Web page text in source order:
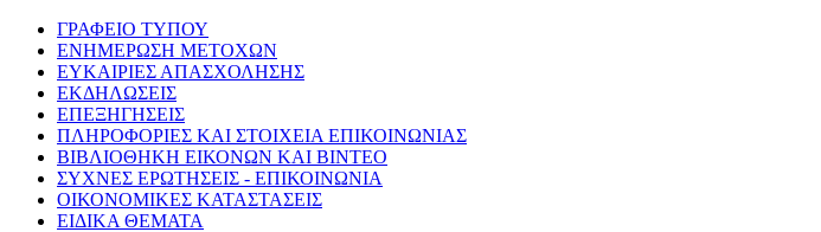
ΓΡΑΦΕΙΟ ΤΥΠΟΥ
ΕΝΗΜΕΡΩΣΗ ΜΕΤΟΧΩΝ
ΕΥΚΑΙΡΙΕΣ ΑΠΑΣΧΟΛΗΣΗΣ
ΕΚΔΗΛΩΣΕΙΣ
ΕΠΕΞΗΓΗΣΕΙΣ
ΠΛΗΡΟΦΟΡΙΕΣ ΚΑΙ ΣΤΟΙΧΕΙΑ ΕΠΙΚΟΙΝΩΝΙΑΣ
ΒΙΒΛΙΟΘΗΚΗ ΕΙΚΟΝΩΝ ΚΑΙ ΒΙΝΤΕΟ
ΣΥΧΝΕΣ ΕΡΩΤΗΣΕΙΣ - ΕΠΙΚΟΙΝΩΝΙΑ
ΟΙΚΟΝΟΜΙΚΕΣ ΚΑΤΑΣΤΑΣΕΙΣ
ΕΙΔΙΚΑ ΘΕΜΑΤΑ